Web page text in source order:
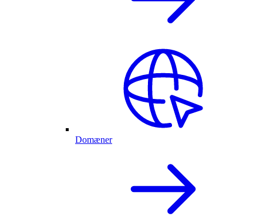
Domæner